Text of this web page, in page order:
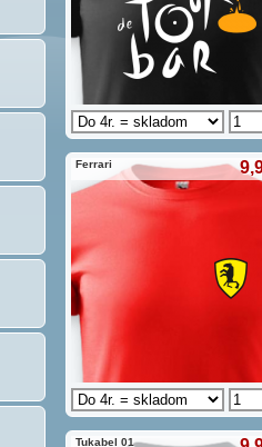
Ferrari
Tukabel 01